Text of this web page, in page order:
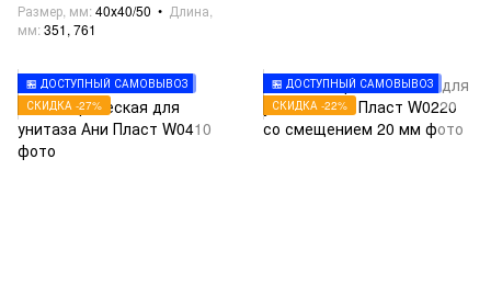
Размер, мм 40х40/50
Длина,
мм 351, 761
🏪 ДОСТУПНЫЙ САМОВЫВОЗ
СКИДКА -27%
🏪 ДОСТУПНЫЙ САМОВЫВОЗ
СКИДКА -22%